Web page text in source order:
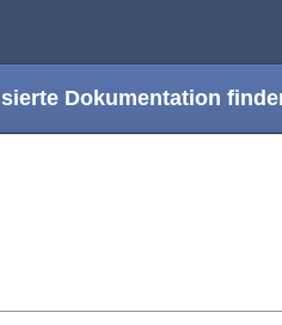
Dokumentation